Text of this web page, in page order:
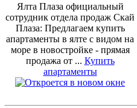
Ялта Плаза официальный
сотрудник отдела продаж Скай
Плаза: Предлагаем купить
апартаменты в ялте с видом на
море в новостройке - прямая
продажа от ... Купить
апартаменты